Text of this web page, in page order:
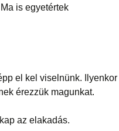
is egyetértek
el kel viselnünk. Ilyenkor
érezzük magunkat.
az elakadás.